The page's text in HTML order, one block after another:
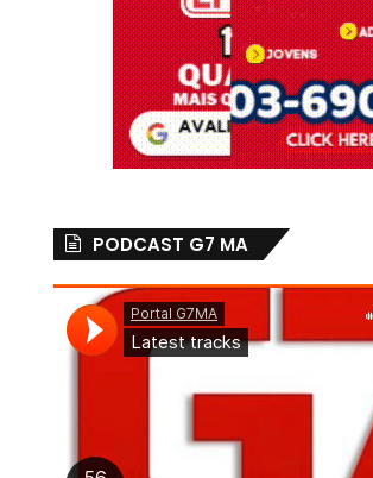
PODCAST G7 MA